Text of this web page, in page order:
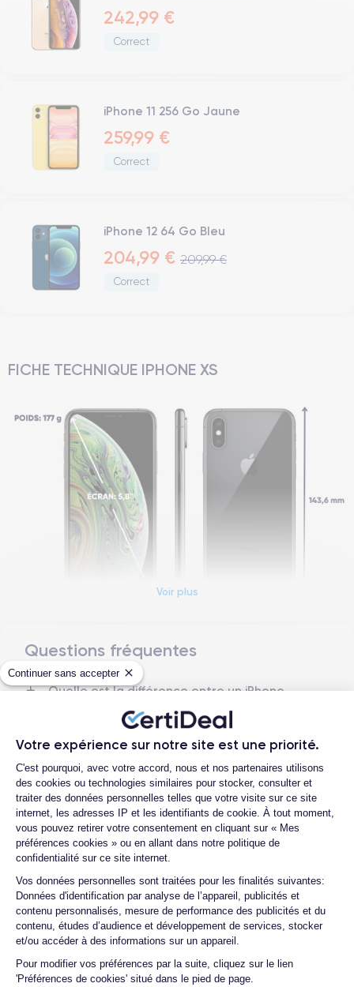
Continuer sans accepter
Votre expérience sur notre site est une priorité.
Plateforme de Gestion du
C'est pourquoi, avec votre accord, nous et nos partenaires utilisons
des cookies ou technologies similaires pour stocker, consulter et
traiter des données personnelles telles que votre visite sur ce site
internet, les adresses IP et les identifiants de cookie. À tout moment,
vous pouvez retirer votre consentement en cliquant sur « Mes
préférences cookies » ou en allant dans notre politique de
confidentialité sur ce site internet.
Vos données personnelles sont traitées pour les finalités suivantes:
Données d'identification par analyse de l’appareil, publicités et
contenu personnalisés, mesure de performance des publicités et du
contenu, études d’audience et développement de services, stocker
et/ou accéder à des informations sur un appareil.
Pour modifier vos préférences par la suite, cliquez sur le lien
'Préférences de cookies' situé dans le pied de page.
Axeptio consent
242,99 €
Correct
iPhone 11 256 Go Jaune
259,99 €
Correct
iPhone 12 64 Go Bleu
204,99 € 209,99 €
Correct
FICHE TECHNIQUE IPHONE XS
Dimensions et poids iPhone XS
Date de sortie Système exploit.
Dimensions Poids
Écran Résolution écran
2436 x 1125 pixels
RAM
4 GO
Mémoire interne
Nom de la puce
Apple A12 Bionic
Nombre de cœurs
6
Nom GPU Fréq. processeur
Voir plus
Questions fréquentes
Quelle est la différence entre un iPhone
reconditionné ?
Quelle est la durée de vie d'un iPhone XS
reconditionné ?
Proposez-vous une assurance en cas de
casse due à des chocs ou à des chutes ?
Quelles sont les options disponibles sur
les batteries ?
commande ?
Quelles garanties offrez-vous sur vos
produits ?
Quels sont vos modes de paiement ?
Est-il possible de payer l'iPhone XS en